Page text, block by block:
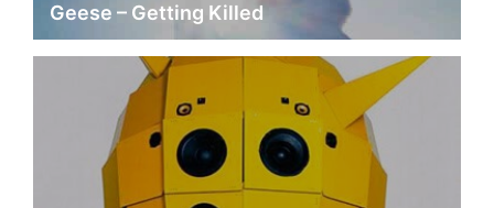
Geese – Getting Killed